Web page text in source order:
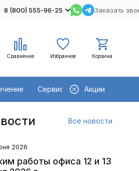
8 (800) 555-96-25 Заказать
Сравнение Избранное Корзина
Сервисное оборудование
Акции
Все новости
2026
работы офиса 12 и 13